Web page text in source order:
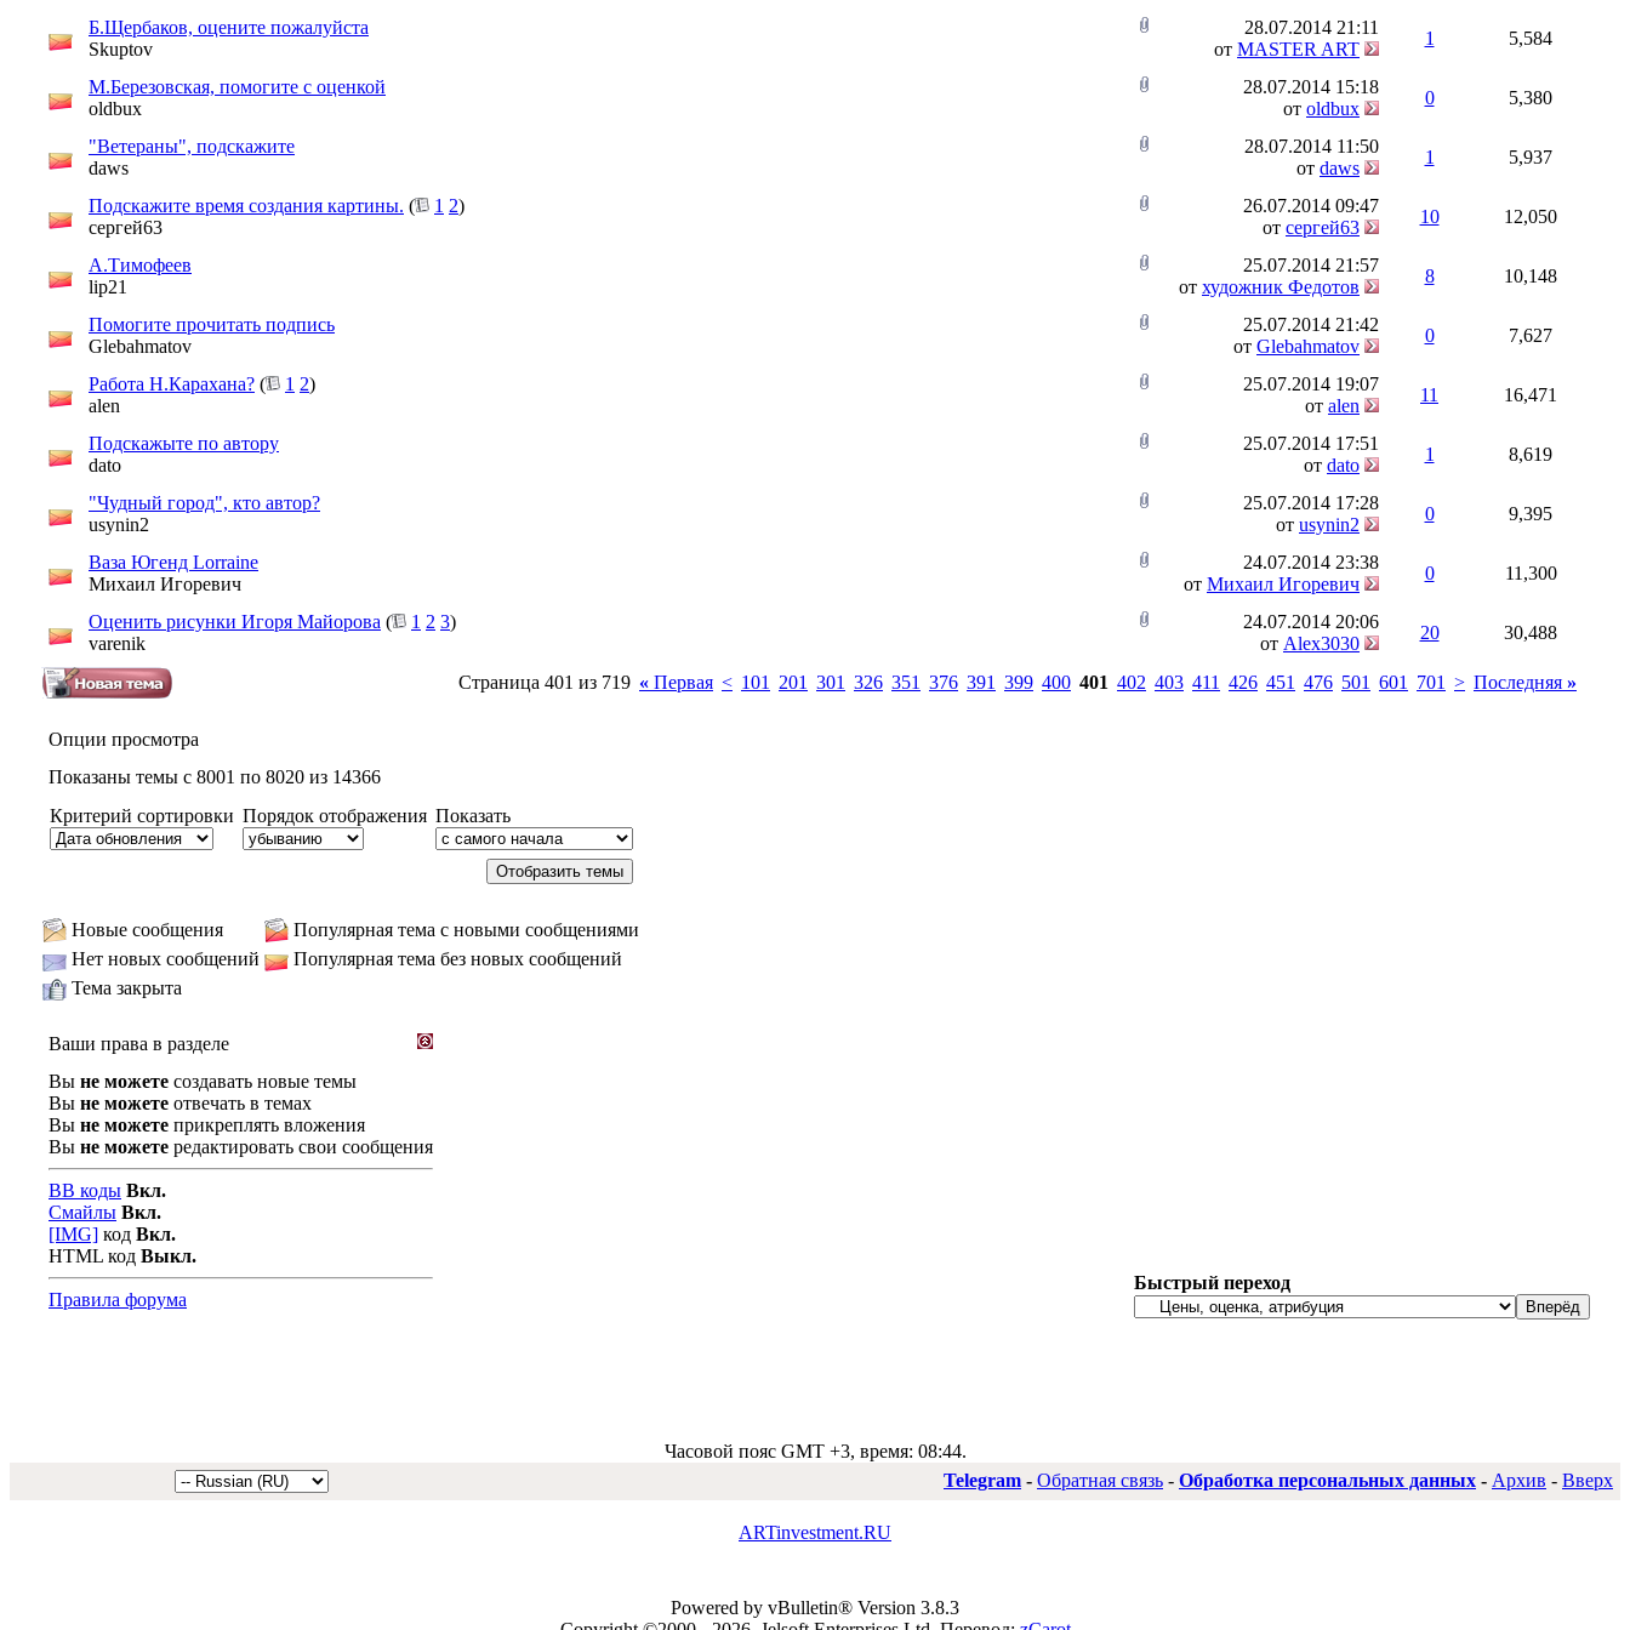
Б.Щербаков, оцените пожалуйста
Skuptov
28.07.2014 21:11
от MASTER ART
1 5,584
М.Березовская, помогите с оценкой
oldbux
28.07.2014 15:18
от oldbux
0 5,380
"Ветераны", подскажите
daws
28.07.2014 11:50
от daws
1 5,937
Подскажите время создания картины. ( 1 2)
сергей63
26.07.2014 09:47
от сергей63
10 12,050
А.Тимофеев
lip21
25.07.2014 21:57
от художник Федотов
8 10,148
Помогите прочитать подпись
Glebahmatov
25.07.2014 21:42
от Glebahmatov
0 7,627
Работа Н.Карахана? ( 1 2)
alen
25.07.2014 19:07
от alen
11 16,471
Подскажыте по автору
dato
25.07.2014 17:51
от dato
1 8,619
"Чудный город", кто автор?
usynin2
25.07.2014 17:28
от usynin2
0 9,395
Ваза Югенд Lorraine
Михаил Игоревич
24.07.2014 23:38
от Михаил Игоревич
0 11,300
Оценить рисунки Игоря Майорова ( 1 2 3)
varenik
24.07.2014 20:06
от Alex3030
20 30,488
Страница 401 из 719 « Первая < 101 201 301 326 351 376 391 399 400 401 402 403 411 426 451 476 501 601 701 > Последняя »
Опции просмотра
Показаны темы с 8001 по 8020 из 14366
Критерий сортировки Порядок отображения Показать
Новые сообщения
Популярная тема с новыми сообщениями
Нет новых сообщений
Популярная тема без новых сообщений
Тема закрыта
Ваши права в разделе
Вы не можете создавать новые темы
Вы не можете отвечать в темах
Вы не можете прикреплять вложения
Вы не можете редактировать свои сообщения
BB коды Вкл.
Смайлы Вкл.
[IMG] код Вкл.
HTML код Выкл.
Правила форума
Быстрый переход
Часовой пояс GMT +3, время: 08:44.
Telegram - Обратная связь - Обработка персональных данных - Архив - Вверх
ARTinvestment.RU
Powered by vBulletin® Version 3.8.3